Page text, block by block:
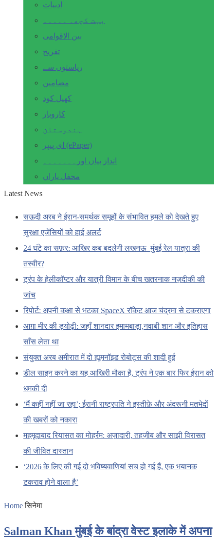
ادبیات
بہت کچھ۔ ۔۔۔۔۔
بین الاقوامی
تفریح
ریاستوں سے
مضامین
کھیل کود
کاروبار
ہندوستان
ای پیپر (ePaper)
انداز بیاں اور۔۔۔۔۔۔۔
محفل یاراں
Latest News
सऊदी अरब ने ईरान-समर्थक समूहों के संभावित हमले को देखते हुए
सुरक्षा एजेंसियों को हाई अलर्ट
24 घंटे का सफ़र: आखिर कब बदलेगी लखनऊ–मुंबई रेल यात्रा की
तस्वीर?
ट्रंप के हेलीकॉप्टर और यात्री विमान के बीच खतरनाक नज़दीकी की
जांच
रिपोर्ट: अपनी कक्षा से भटका SpaceX रॉकेट आज चंद्रमा से टकराएगा
आग़ा मीर की ड्योढ़ी: जहाँ शानदार इमामबाड़ा,नवाबी शान और इतिहास
साँस लेता था
संयुक्त अरब अमीरात में दो ह्यूमनॉइड रोबोट्स की शादी हुई
डील साइन करने का यह आखिरी मौका है, ट्रंप ने एक बार फिर ईरान को
धमकी दी
‘मैं कहीं नहीं जा रहा’; ईरानी राष्ट्रपति ने इस्तीफ़े और अंदरूनी मतभेदों
की खबरों को नकारा
महमूदाबाद रियासत का मोहर्रम: अज़ादारी, तहज़ीब और साझी विरासत
की जीवित दास्तान
‘2026 के लिए की गई दो भविष्यवाणियां सच हो गई हैं, एक भयानक
टकराव होने वाला है’
Home सिनेमा
Salman Khan मुंबई के बांद्रा वेस्ट इलाके में अपना